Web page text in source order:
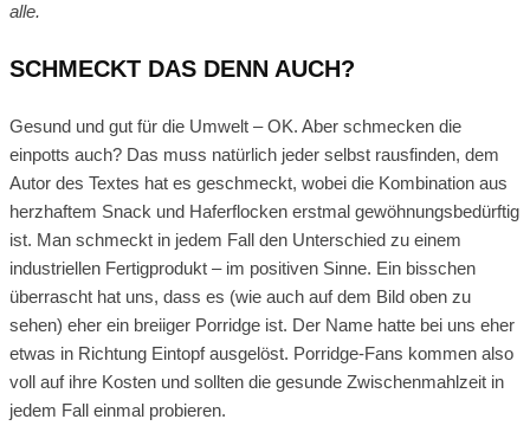
alle.
SCHMECKT DAS DENN AUCH?
Gesund und gut für die Umwelt – OK. Aber schmecken die
einpotts auch? Das muss natürlich jeder selbst rausfinden, dem
Autor des Textes hat es geschmeckt, wobei die Kombination aus
herzhaftem Snack und Haferflocken erstmal gewöhnungsbedürftig
ist. Man schmeckt in jedem Fall den Unterschied zu einem
industriellen Fertigprodukt – im positiven Sinne. Ein bisschen
überrascht hat uns, dass es (wie auch auf dem Bild oben zu
sehen) eher ein breiiger Porridge ist. Der Name hatte bei uns eher
etwas in Richtung Eintopf ausgelöst. Porridge-Fans kommen also
voll auf ihre Kosten und sollten die gesunde Zwischenmahlzeit in
jedem Fall einmal probieren.